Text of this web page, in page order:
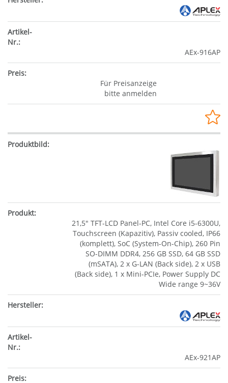
AEx-916AP
Für Preisanzeige
bitte anmelden
21,5" TFT-LCD Panel-PC, Intel Core i5-6300U,
Touchscreen (Kapazitiv), Passiv cooled, IP66
(komplett), SoC (System-On-Chip), 260 Pin
SO-DIMM DDR4, 256 GB SSD, 64 GB SSD
(mSATA), 2 x G-LAN (Back side), 2 x USB
(Back side), 1 x Mini-PCIe, Power Supply DC
Wide range 9~36V
AEx-921AP